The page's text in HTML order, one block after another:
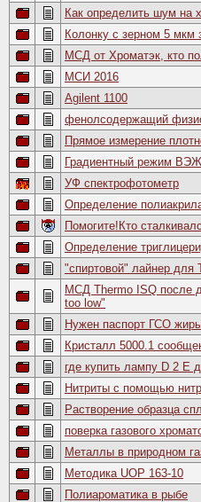
Как определить шум на
Колонку с зерном 5 мкм
МСД от Хроматэк, кто
МСИ 2016
Agilent 1100
фенолсодержащий
Прямое измерение
Градиентный режим
УФ спектрофотометр
Определение
Помогите!Кто
Определение
"спиртовой" лайнер для
МСД Thermo ISQ после
too low"
Нужен паспорт ГСО
Кристалл 5000.1
где купить лампу D 2 E
Нитриты с помощью
Растворение образца
поверка газового
Металлы в природном
Методика UOP 163-10
Полиароматика в рыбе